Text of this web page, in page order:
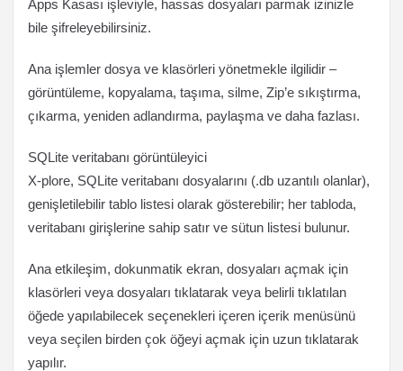
Apps Kasası işleviyle, hassas dosyaları parmak izinizle
bile şifreleyebilirsiniz.
Ana işlemler dosya ve klasörleri yönetmekle ilgilidir –
görüntüleme, kopyalama, taşıma, silme, Zip’e sıkıştırma,
çıkarma, yeniden adlandırma, paylaşma ve daha fazlası.
SQLite veritabanı görüntüleyici
X-plore, SQLite veritabanı dosyalarını (.db uzantılı olanlar),
genişletilebilir tablo listesi olarak gösterebilir; her tabloda,
veritabanı girişlerine sahip satır ve sütun listesi bulunur.
Ana etkileşim, dokunmatik ekran, dosyaları açmak için
klasörleri veya dosyaları tıklatarak veya belirli tıklatılan
öğede yapılabilecek seçenekleri içeren içerik menüsünü
veya seçilen birden çok öğeyi açmak için uzun tıklatarak
yapılır.